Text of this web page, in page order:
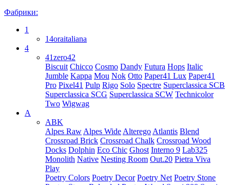
Фабрики:
1
14oraitaliana
4
41zero42
Biscuit Chicco Cosmo Dandy Futura Hops Italic
Jumble Kappa Mou Nok Otto Paper41 Lux Paper41
Pro Pixel41 Pulp Rigo Solo Spectre Superclassica SCB
Superclassica SCG Superclassica SCW Technicolor
Two Wigwag
A
ABK
Alpes Raw Alpes Wide Alterego Atlantis Blend
Crossroad Brick Crossroad Chalk Crossroad Wood
Docks Dolphin Eco Chic Ghost Interno 9 Lab325
Monolith Native Nesting Room Out.20 Pietra Viva
Play
Poetry Colors Poetry Decor Poetry Net Poetry Stone